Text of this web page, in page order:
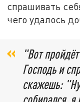
спрашивать
чего удалось
"Вот
Господь и
скажешь: